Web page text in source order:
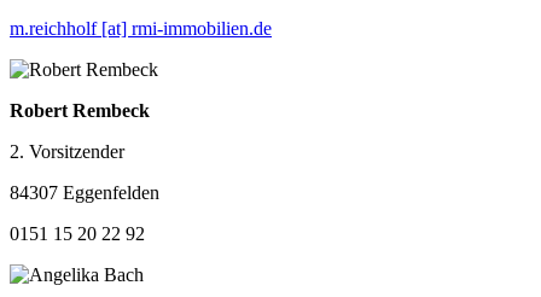
m.reichholf [at] rmi-immobilien.de
Robert Rembeck
2. Vorsitzender
84307 Eggenfelden
0151 15 20 22 92